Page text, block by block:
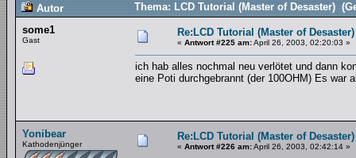
Autor
Thema: LCD Tutorial (Master of Desaster)
some1
Gast
Re:LCD Tutorial (Master of Desaster)
« Antwort #225 am:April 26, 2003, 02:20:03 »
ich hab alles nochmal neu verlötet und dann
eine Poti durchgebrannt (der 100OHM) Es war
Yonibear
Kathodenjünger
Re:LCD Tutorial (Master of Desaster)
« Antwort #226 am:April 26, 2003, 02:42:14 »